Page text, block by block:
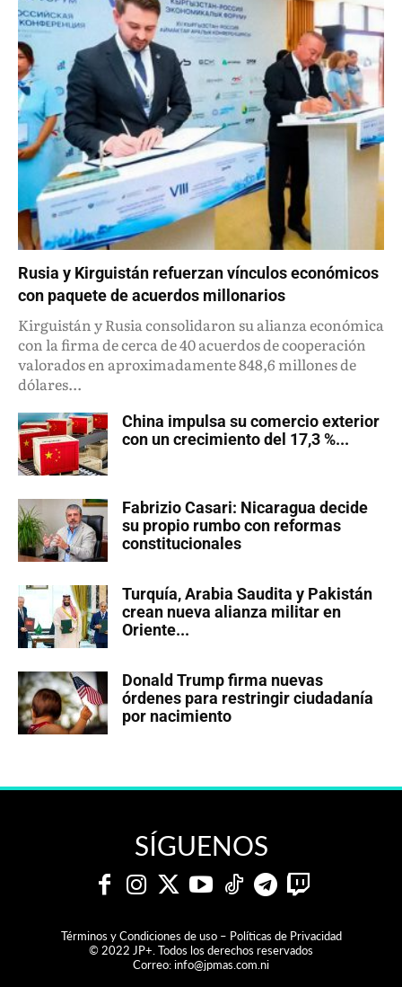
Rusia y Kirguistán refuerzan vínculos económicos
con paquete de acuerdos millonarios
Kirguistán y Rusia consolidaron su alianza económica
con la firma de cerca de 40 acuerdos de cooperación
valorados en aproximadamente 848,6 millones de
dólares...
China impulsa su comercio exterior
con un crecimiento del 17,3 %...
Fabrizio Casari: Nicaragua decide
su propio rumbo con reformas
constitucionales
Turquía, Arabia Saudita y Pakistán
crean nueva alianza militar en
Oriente...
Donald Trump firma nuevas
órdenes para restringir ciudadanía
por nacimiento
SÍGUENOS
Términos y Condiciones de uso – Políticas de Privacidad
© 2022 JP+. Todos los derechos reservados
Correo:info@jpmas.com.ni